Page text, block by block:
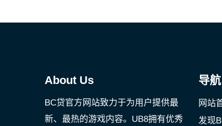
About Us
BC贷官方网站致力于为用户提供最
新、最热的游戏内容。UB8拥有优秀
导航
网站
发现